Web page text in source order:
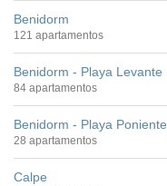
Benidorm
121 apartamentos
Benidorm - Playa Levante
84 apartamentos
Benidorm - Playa Poniente
28 apartamentos
Calpe